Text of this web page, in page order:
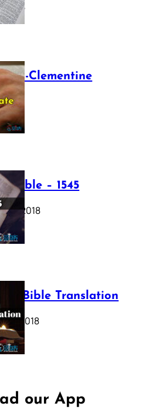
2025
Clementine
2025
Bible – 1545
17, 2018
Bible Translation
11, 2018
our App